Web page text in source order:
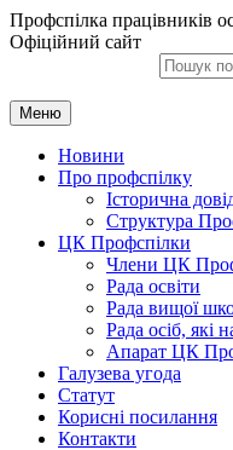
Профспілка працівників
Офіційний сайт
Меню
Новини
Про профспілку
Історична
Структура
ЦК Профспілки
Члени ЦК
Рада освіти
Рада вищої
Рада осіб, які
Апарат ЦК
Галузева угода
Статут
Корисні посилання
Контакти